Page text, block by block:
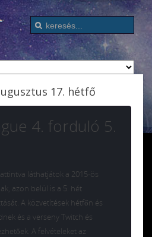
17. hétfő
4. forduló 5.
láthatjátok a 2015-ös
azon belül is a 5. hét
A közvetítések hétfőn és
és a verseny Twitch és
A felvételeket az